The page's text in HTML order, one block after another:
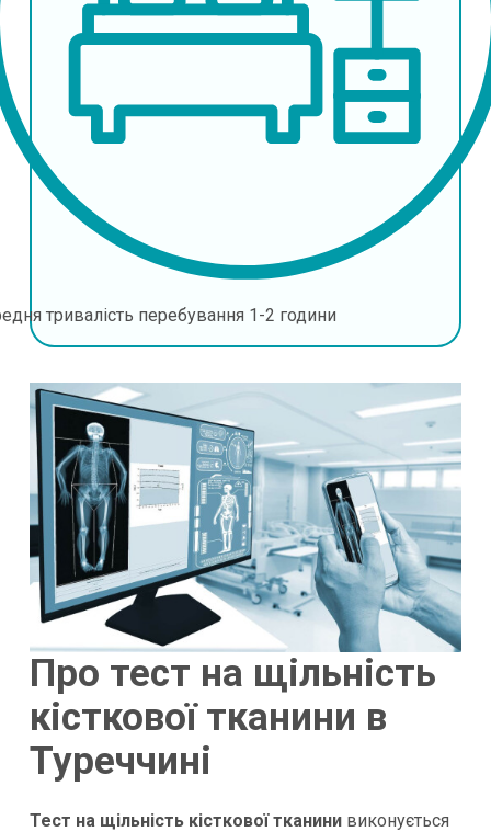
тривалість перебування 1-2 години
Про тест на щільність
кісткової тканини в
Туреччині
Тест на щільність кісткової тканинивиконується